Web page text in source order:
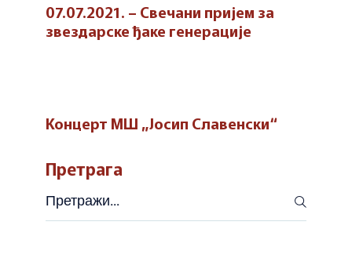
07.07.2021. – Свечани пријем за
звездарске ђаке генерације
Концерт МШ „Јосип Славенски“
Претрага
Претражи